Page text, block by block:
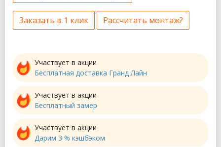
Заказать в 1 клик Рассчитать монтаж?
Участвует в акции
Бесплатная доставка Гранд Лайн
Участвует в акции
Бесплатный замер
Участвует в акции
Дарим 3 % кэшбэком